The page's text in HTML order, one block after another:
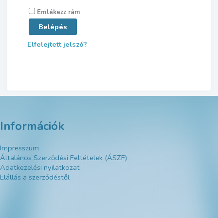
Emlékezz rám
Belépés
Elfelejtett jelszó?
Információk
Impresszum
Általános Szerződési Feltételek (ÁSZF)
Adatkezelési nyilatkozat
Elállás a szerződéstől